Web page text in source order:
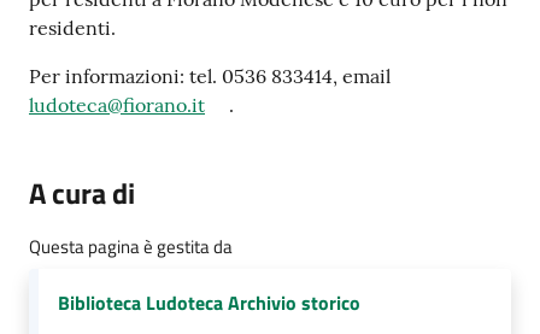
residenti.
Per informazioni: tel. 0536 833414, email
ludoteca@fiorano.it
.
A cura di
Questa pagina è gestita da
Biblioteca Ludoteca Archivio storico